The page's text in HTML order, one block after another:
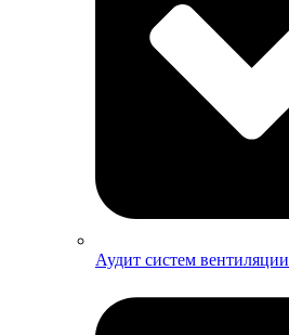
Аудит систем вентиляции